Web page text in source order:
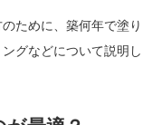
ために、築何年で塗り
グなどについて説明し